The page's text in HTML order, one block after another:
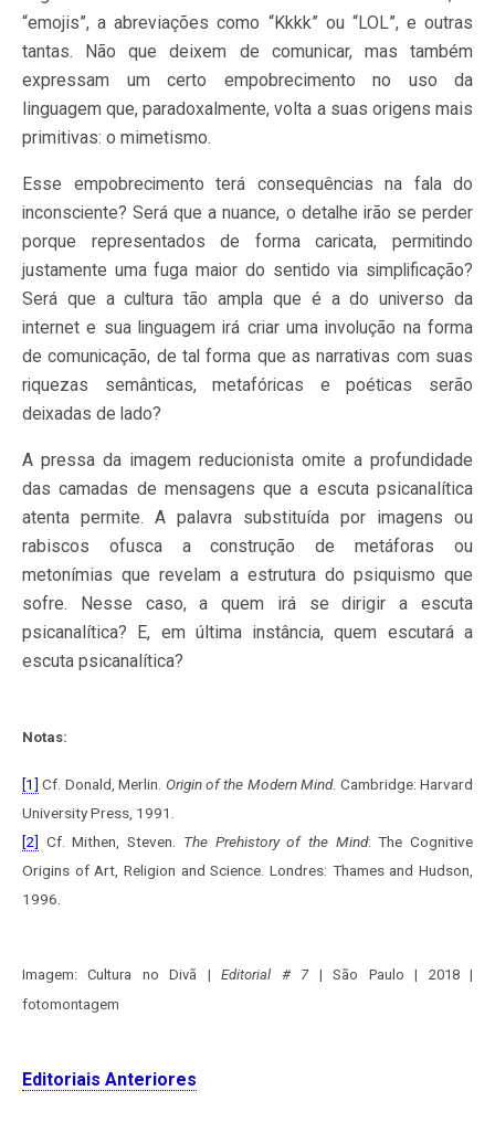
“emojis”, a abreviações como “Kkkk” ou “LOL”, e outras
tantas. Não que deixem de comunicar, mas também
expressam um certo empobrecimento no uso da
linguagem que, paradoxalmente, volta a suas origens mais
primitivas: o mimetismo.
Esse empobrecimento terá consequências na fala do
inconsciente? Será que a nuance, o detalhe irão se perder
porque representados de forma caricata, permitindo
justamente uma fuga maior do sentido via simplificação?
Será que a cultura tão ampla que é a do universo da
internet e sua linguagem irá criar uma involução na forma
de comunicação, de tal forma que as narrativas com suas
riquezas semânticas, metafóricas e poéticas serão
deixadas de lado?
A pressa da imagem reducionista omite a profundidade
das camadas de mensagens que a escuta psicanalítica
atenta permite. A palavra substituída por imagens ou
rabiscos ofusca a construção de metáforas ou
metonímias que revelam a estrutura do psiquismo que
sofre. Nesse caso, a quem irá se dirigir a escuta
psicanalítica? E, em última instância, quem escutará a
escuta psicanalítica?
Notas:
[1] Cf. Donald, Merlin. Origin of the Modern Mind. Cambridge: Harvard
University Press, 1991.
[2] Cf. Mithen, Steven. The Prehistory of the Mind: The Cognitive
Origins of Art, Religion and Science. Londres: Thames and Hudson,
1996.
Imagem: Cultura no Divã |Editorial # 7| São Paulo | 2018 |
fotomontagem
Editoriais Anteriores